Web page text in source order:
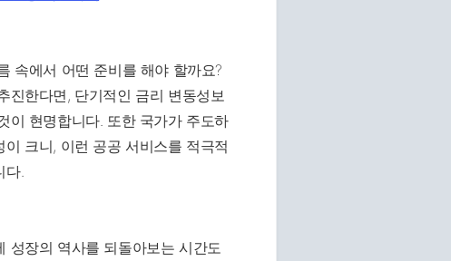
속에서 어떤 준비를 해야 할까요?
진한다면, 단기적인 금리 변동성보
이 현명합니다. 또한 국가가 주도하
크니, 이런 공공 서비스를 적극적
다.
성장의 역사를 되돌아보는 시간도